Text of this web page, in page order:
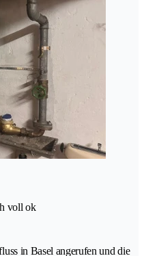
voll ok
in Basel angerufen und die